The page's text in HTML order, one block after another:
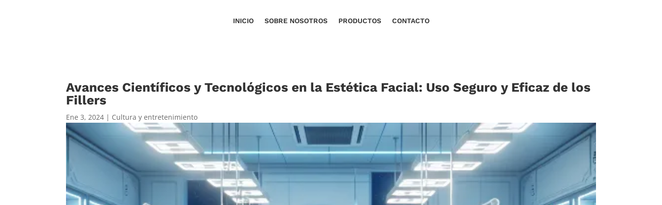
INICIO SOBRE NOSOTROS PRODUCTOS CONTACTO
Avances Científicos y Tecnológicos en la Estética Facial: Uso Seguro y Eficaz de los
Fillers
Ene 3, 2024 | Cultura y entretenimiento